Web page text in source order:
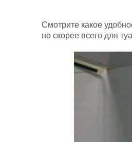
Смотрите какое
но скорее всего для